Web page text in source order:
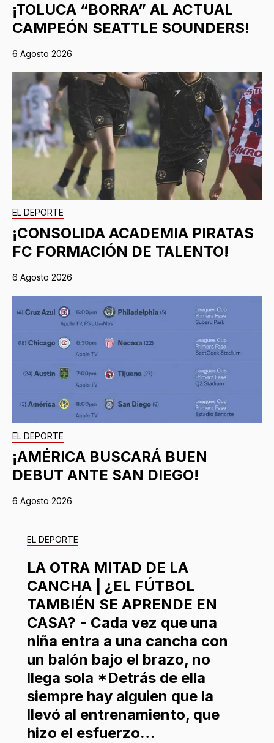
¡TOLUCA “BORRA” AL ACTUAL
CAMPEÓN SEATTLE SOUNDERS!
6 Agosto 2026
EL DEPORTE
¡CONSOLIDA ACADEMIA PIRATAS
FC FORMACIÓN DE TALENTO!
6 Agosto 2026
EL DEPORTE
¡AMÉRICA BUSCARÁ BUEN
DEBUT ANTE SAN DIEGO!
6 Agosto 2026
EL DEPORTE
LA OTRA MITAD DE LA
CANCHA | ¿EL FÚTBOL
TAMBIÉN SE APRENDE EN
CASA? - Cada vez que una
niña entra a una cancha con
un balón bajo el brazo, no
llega sola *Detrás de ella
siempre hay alguien que la
llevó al entrenamiento, que
hizo el esfuerzo…